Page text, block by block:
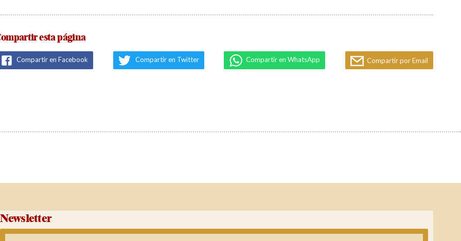
esta página
Compartir en Facebook Compartir en Twitter Compartir en WhatsApp Compartir por Email
Newsletter